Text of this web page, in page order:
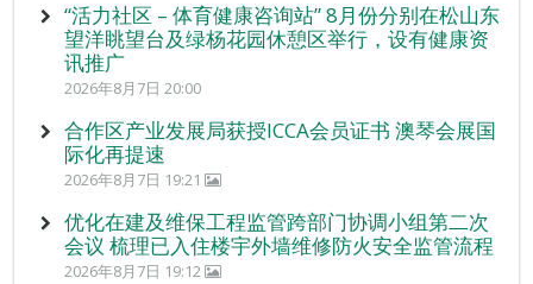
“活力社区 – 体育健康咨询站” 8月份分别在松山东
望洋眺望台及绿杨花园休憩区举行，设有健康资
讯推广
2026年8月7日 20:00
合作区产业发展局获授ICCA会员证书 澳琴会展国
际化再提速
2026年8月7日 19:21
优化在建及维保工程监管跨部门协调小组第二次
会议 梳理已入住楼宇外墙维修防火安全监管流程
2026年8月7日 19:12